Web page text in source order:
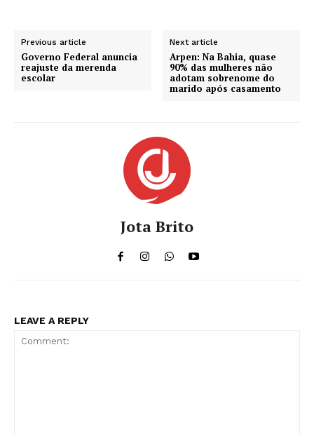
Previous article
Governo Federal anuncia
reajuste da merenda
escolar
Next article
Arpen: Na Bahia, quase
90% das mulheres não
adotam sobrenome do
marido após casamento
Jota Brito
LEAVE A REPLY